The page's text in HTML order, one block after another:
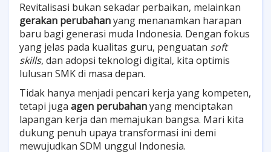
Revitalisasi bukan sekadar perbaikan, melainkan
gerakan perubahanyang menanamkan harapan
baru bagi generasi muda Indonesia. Dengan fokus
yang jelas pada kualitas guru, penguatan soft
skills, dan adopsi teknologi digital, kita optimis
lulusan SMK di masa depan.
Tidak hanya menjadi pencari kerja yang kompeten,
tetapi juga agen perubahanyang menciptakan
lapangan kerja dan memajukan bangsa. Mari kita
dukung penuh upaya transformasi ini demi
mewujudkan SDM unggul Indonesia.